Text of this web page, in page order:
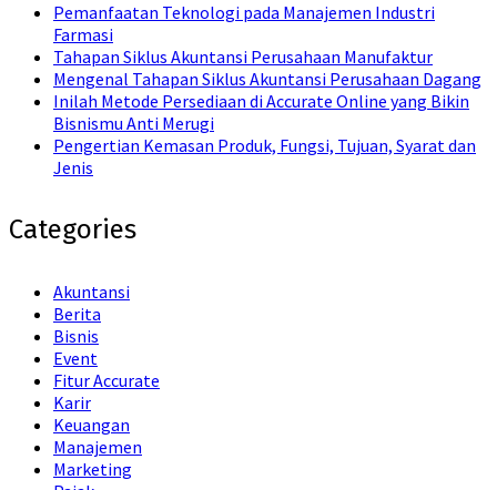
Pemanfaatan Teknologi pada Manajemen Industri
Farmasi
Tahapan Siklus Akuntansi Perusahaan Manufaktur
Mengenal Tahapan Siklus Akuntansi Perusahaan Dagang
Inilah Metode Persediaan di Accurate Online yang Bikin
Bisnismu Anti Merugi
Pengertian Kemasan Produk, Fungsi, Tujuan, Syarat dan
Jenis
Categories
Akuntansi
Berita
Bisnis
Event
Fitur Accurate
Karir
Keuangan
Manajemen
Marketing